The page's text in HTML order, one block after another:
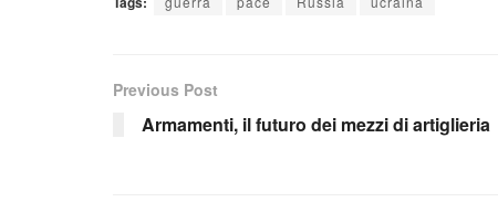
Previous Post
Armamenti, il futuro dei mezzi di artiglieria